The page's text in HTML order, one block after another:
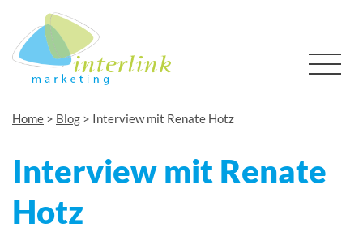
Home > Blog > Interview mit Renate Hotz
Interview mit Renate
Hotz